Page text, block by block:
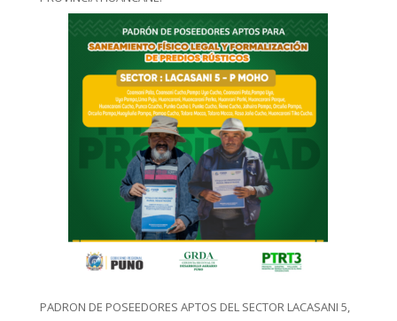
PADRON DE POSEEDORES APTOS DEL SECTOR LACASANI 5,